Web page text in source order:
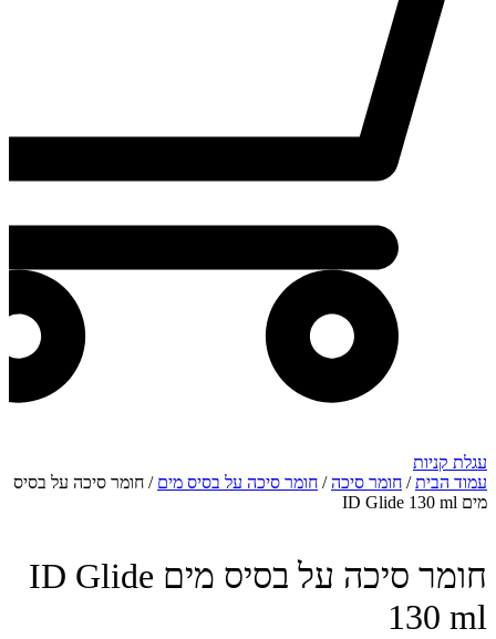
עגלת קניות
עמוד הבית/ חומר סיכה/ חומר סיכה על בסיס מים / חומר סיכה על בסיס
מים ID Glide 130 ml
חומר סיכה על בסיס מים ID Glide
130 ml